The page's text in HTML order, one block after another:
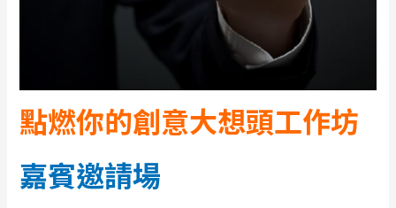
點燃你的創意大想頭工作坊
嘉賓邀請場